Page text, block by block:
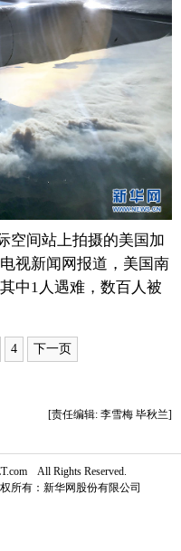
食品
数据
军事 无人机
新华广播
英文 返回PC
间站上拍摄的美国加
视新闻网报道，美国南
中1人遇难，数百人被
4 下一页
[责任编辑: 李雪梅 毕秋兰]
All Rights Reserved.
有：新华网股份有限公司